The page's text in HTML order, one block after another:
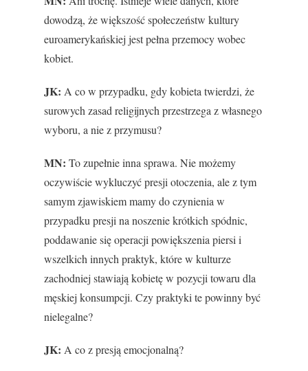
dowodzą, że większość społeczeństw kultury
euroamerykańskiej jest pełna przemocy wobec
kobiet.
JK: A co w przypadku, gdy kobieta twierdzi, że
surowych zasad religijnych przestrzega z własnego
wyboru, a nie z przymusu?
MN: To zupełnie inna sprawa. Nie możemy
oczywiście wykluczyć presji otoczenia, ale z tym
samym zjawiskiem mamy do czynienia w
przypadku presji na noszenie krótkich spódnic,
poddawanie się operacji powiększenia piersi i
wszelkich innych praktyk, które w kulturze
zachodniej stawiają kobietę w pozycji towaru dla
męskiej konsumpcji. Czy praktyki te powinny być
nielegalne?
JK: A co z presją emocjonalną?